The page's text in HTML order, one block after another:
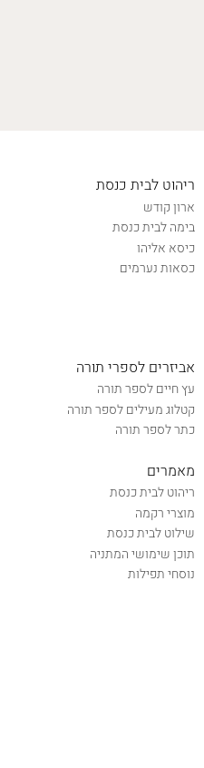
ריהוט לבית כנסת
ארון קודש
בימה לבית כנסת
כיסא אליהו
כסאות נערמים
אביזרים לספרי תורה
עץ חיים לספר תורה
קטלוג מעילים לספר תורה
כתר לספר תורה
מאמרים
ריהוט לבית כנסת
מוצרי רקמה
שילוט לבית כנסת
תוכן שימושי המתניה
נוסחי תפילות